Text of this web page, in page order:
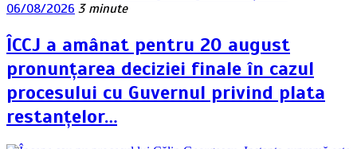
06/08/2026 3 minute
ÎCCJ a amânat pentru 20 august
pronunțarea deciziei finale în cazul
procesului cu Guvernul privind plata
restanțelor…